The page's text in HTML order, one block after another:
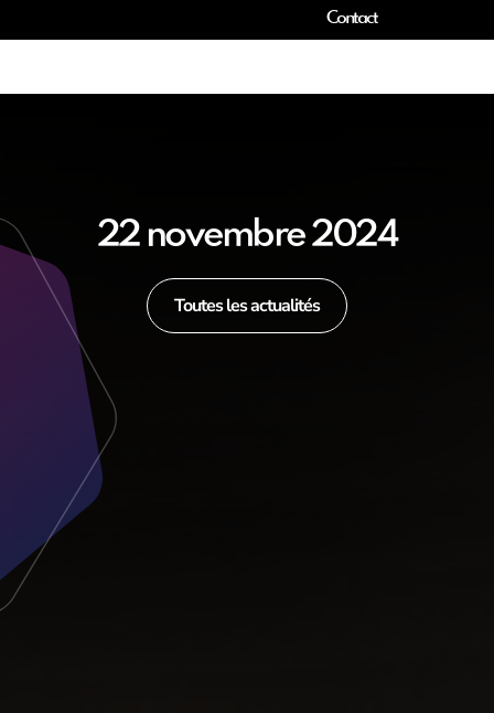
Contact
22 novembre 2024
Toutes les actualités